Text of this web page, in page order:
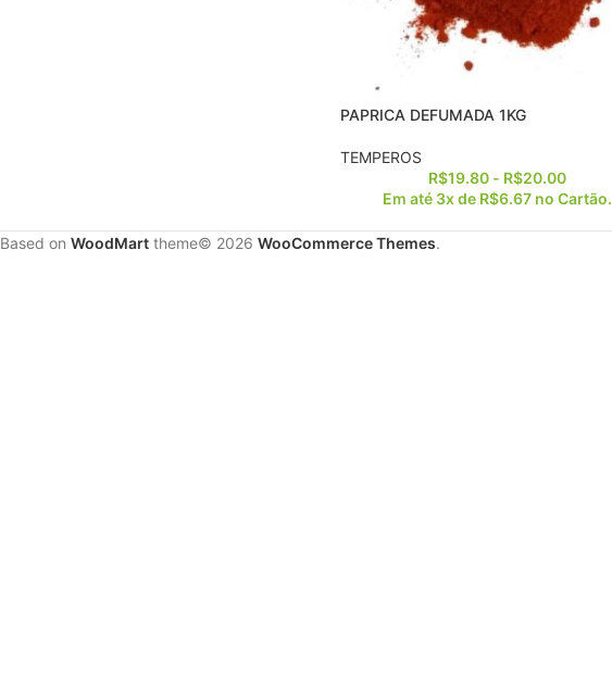
PAPRICA DEFUMADA 1KG
TEMPEROS
R$19.80 - R$20.00
Em até 3x de R$6.67 no Cartão.
Based on WoodMart theme© 2026 WooCommerce Themes.